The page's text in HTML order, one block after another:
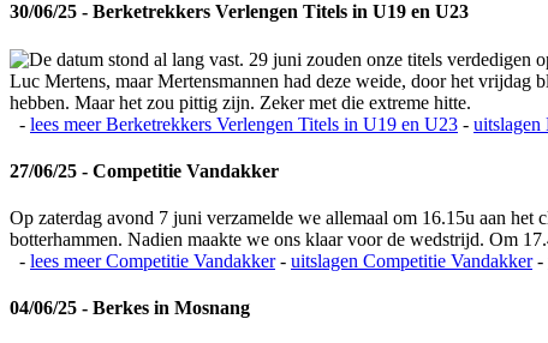
30/06/25 - Berketrekkers Verlengen Titels in U19 en U23
De datum stond al lang vast. 29 juni zouden onze titels verdedigen
Luc Mertens, maar Mertensmannen had deze weide, door het vrijdag
hebben. Maar het zou pittig zijn. Zeker met die extreme hitte.
- lees meerBerketrekkers Verlengen Titels in U19 en U23 - uitslagen
27/06/25 - Competitie Vandakker
Op zaterdag avond 7 juni verzamelde we allemaal om 16.15u aan
botterhammen. Nadien maakte we ons klaar voor de wedstrijd. Om
- lees meerCompetitie Vandakker- uitslagen Competitie Vandakker-
04/06/25 - Berkes in Mosnang